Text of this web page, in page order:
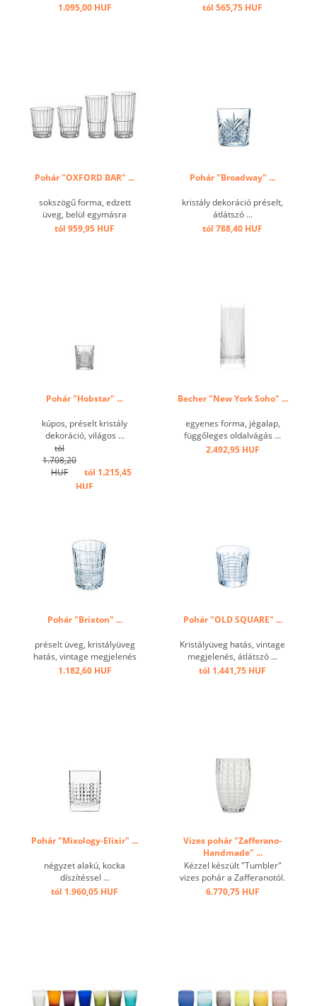
1.095,00 HUF tól 565,75 HUF
Pohár "OXFORD BAR" ...
sokszögű forma, edzett
üveg, belül egymásra
rakható ...
tól 959,95 HUF
Pohár "Broadway" ...
kristály dekoráció préselt,
átlátszó ...
tól 788,40 HUF
Pohár "Hobstar" ...
kúpos, préselt kristály
dekoráció, világos ...
tól
1.708,20
HUF
tól 1.215,45
HUF
Becher "New York Soho" ...
egyenes forma, jégalap,
függőleges oldalvágás ...
2.492,95 HUF
Pohár "Brixton" ...
préselt üveg, kristályüveg
hatás, vintage megjelenés
...
1.182,60 HUF
Pohár "OLD SQUARE" ...
Kristályüveg hatás, vintage
megjelenés, átlátszó ...
tól 1.441,75 HUF
Pohár "Mixology-Elixir" ...
négyzet alakú, kocka
díszítéssel ...
tól 1.960,05 HUF
Vizes pohár "Zafferano-
Handmade" ...
Kézzel készült "Tumbler"
vizes pohár a Zafferanotól.
Egyedi, különleges
6.770,75 HUF